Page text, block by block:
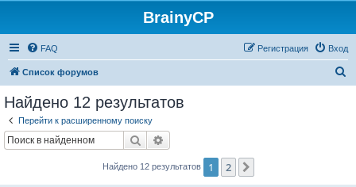
BrainyCP
FAQ Вход
Регистрация
Список форумов
Найдено 12 результатов
Перейти к расширенному поиску
Поиск
Найдено 12 результатов 1 2